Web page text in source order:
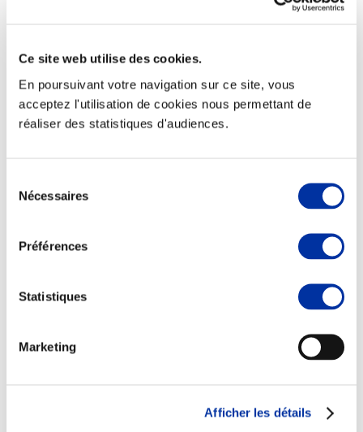
Ce site web utilise des cookies.
En poursuivant votre navigation sur ce site, vous
acceptez l'utilisation de cookies nous permettant de
réaliser des statistiques d'audiences.
Nécessaires
Préférences
Statistiques
Marketing
Afficher les détails
Elevage
Transport – mise en marché
Abattoir
Partenaire Climat